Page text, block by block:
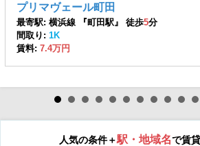
プリマヴェール町田
最寄駅: 横浜線 『町田駅』 徒歩5分
間取り: 1K
賃料: 7.4万円
人気の条件＋駅・地域名で賃